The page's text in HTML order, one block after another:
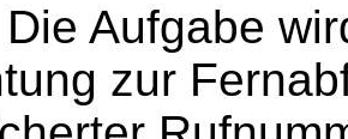
Die Aufgabe
zur